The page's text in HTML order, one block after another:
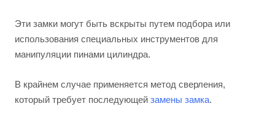
Эти замки могут быть вскрыты путем подбора или
использования специальных инструментов для
манипуляции пинами цилиндра.
В крайнем случае применяется метод сверления,
который требует последующей замены замка.